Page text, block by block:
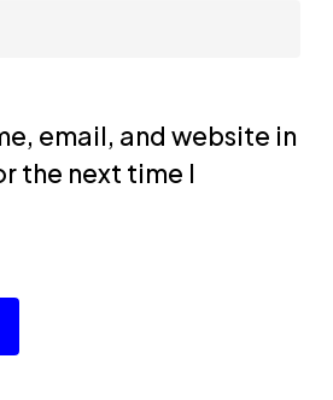
email, and website in
the next time I